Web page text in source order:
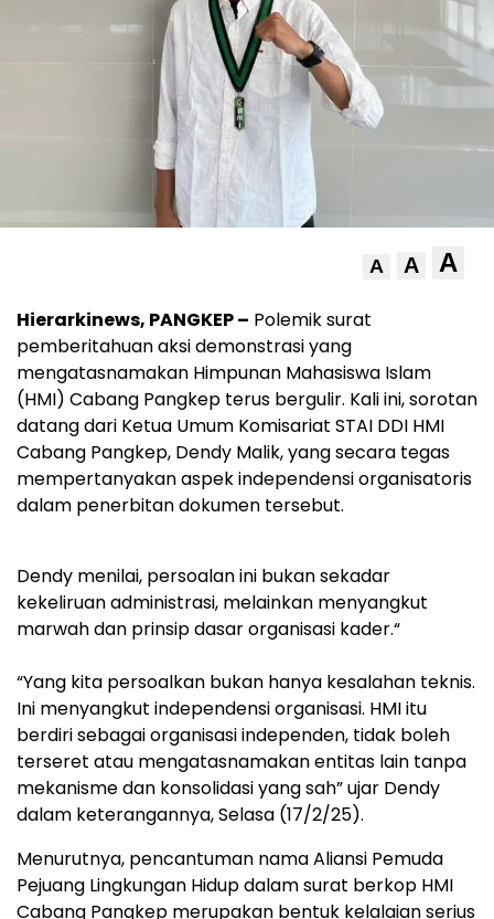
A A A
Hierarkinews, PANGKEP – Polemik surat
pemberitahuan aksi demonstrasi yang
mengatasnamakan Himpunan Mahasiswa Islam
(HMI) Cabang Pangkep terus bergulir. Kali ini, sorotan
datang dari Ketua Umum Komisariat STAI DDI HMI
Cabang Pangkep, Dendy Malik, yang secara tegas
mempertanyakan aspek independensi organisatoris
dalam penerbitan dokumen tersebut.
‎Dendy menilai, persoalan ini bukan sekadar
kekeliruan administrasi, melainkan menyangkut
marwah dan prinsip dasar organisasi kader.“
‎“Yang kita persoalkan bukan hanya kesalahan teknis.
Ini menyangkut independensi organisasi. HMI itu
berdiri sebagai organisasi independen, tidak boleh
terseret atau mengatasnamakan entitas lain tanpa
mekanisme dan konsolidasi yang sah” ujar Dendy
dalam keterangannya, Selasa (17/2/25).
M‎enurutnya, pencantuman nama Aliansi Pemuda
Pejuang Lingkungan Hidup dalam surat berkop HMI
Cabang Pangkep merupakan bentuk kelalaian serius